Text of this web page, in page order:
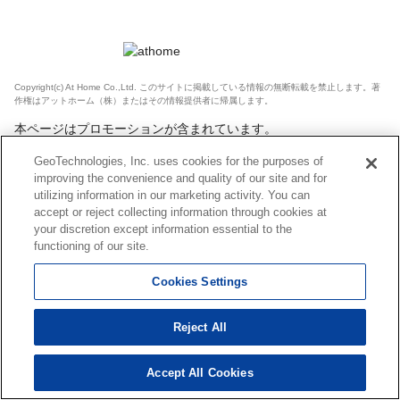
Copyright(c) At Home Co.,Ltd. このサイトに掲載している情報の無断転載を禁止します。著
作権はアットホーム（株）またはその情報提供者に帰属します。
本ページはプロモーションが含まれています。
GeoTechnologies, Inc. uses cookies for the purposes of
improving the convenience and quality of our site and for
utilizing information in our marketing activity. You can
accept or reject collecting information through cookies at
your discretion except information essential to the
functioning of our site.
Cookies Settings
Reject All
Accept All Cookies